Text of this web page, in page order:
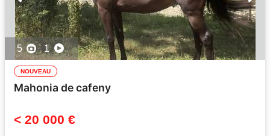
5 1
NOUVEAU
Mahonia de cafeny
< 20 000 €